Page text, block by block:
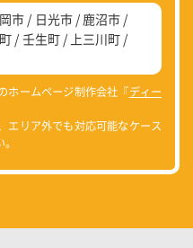
市 日光市
鹿沼市
壬生町
上三川町
ホームページ制作会社『ディー
リア外でも対応可能なケース